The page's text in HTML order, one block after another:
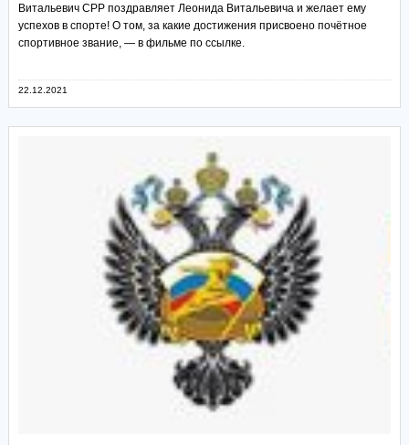
Витальевич СРР поздравляет Леонида Витальевича и желает ему
успехов в спорте! О том, за какие достижения присвоено почётное
спортивное звание, — в фильме по ссылке.
22.12.2021